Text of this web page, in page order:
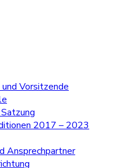
Vorsitzende
2017 – 2023
Ansprechpartner